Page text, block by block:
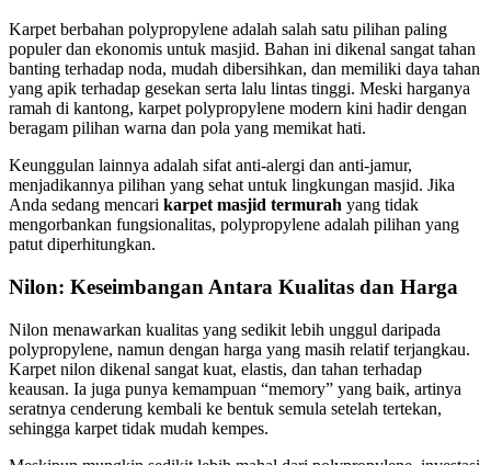
Karpet berbahan polypropylene adalah salah satu pilihan paling
populer dan ekonomis untuk masjid. Bahan ini dikenal sangat tahan
banting terhadap noda, mudah dibersihkan, dan memiliki daya tahan
yang apik terhadap gesekan serta lalu lintas tinggi. Meski harganya
ramah di kantong, karpet polypropylene modern kini hadir dengan
beragam pilihan warna dan pola yang memikat hati.
Keunggulan lainnya adalah sifat anti-alergi dan anti-jamur,
menjadikannya pilihan yang sehat untuk lingkungan masjid. Jika
Anda sedang mencari karpet masjid termurah yang tidak
mengorbankan fungsionalitas, polypropylene adalah pilihan yang
patut diperhitungkan.
Nilon: Keseimbangan Antara Kualitas dan Harga
Nilon menawarkan kualitas yang sedikit lebih unggul daripada
polypropylene, namun dengan harga yang masih relatif terjangkau.
Karpet nilon dikenal sangat kuat, elastis, dan tahan terhadap
keausan. Ia juga punya kemampuan “memory” yang baik, artinya
seratnya cenderung kembali ke bentuk semula setelah tertekan,
sehingga karpet tidak mudah kempes.